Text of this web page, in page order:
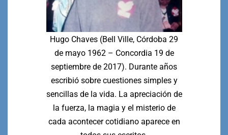
Hugo Chaves (Bell Ville, Córdoba 29
de mayo 1962 – Concordia 19 de
septiembre de 2017). Durante años
escribió sobre cuestiones simples y
sencillas de la vida. La apreciación de
la fuerza, la magia y el misterio de
cada acontecer cotidiano aparece en